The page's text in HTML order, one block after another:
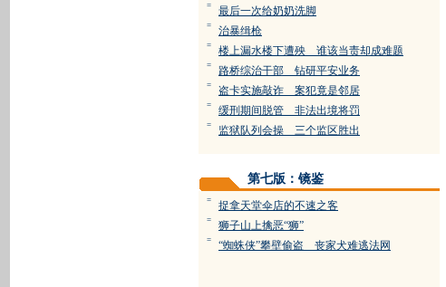
= 最后一次给奶奶洗脚
= 治暴缉枪
= 楼上漏水楼下遭殃 谁该当责却成难题
= 路桥综治干部 钻研平安业务
= 盗卡实施敲诈 案犯竟是邻居
= 缓刑期间脱管 非法出境将罚
= 监狱队列会操 三个监区胜出
第七版：镜鉴
= 捉拿天堂伞店的不速之客
= 狮子山上擒恶“狮”
= “蜘蛛侠”攀壁偷盗 丧家犬难逃法网